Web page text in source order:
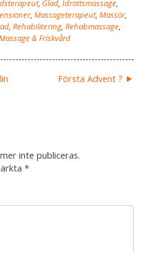
, Glad, Idrottsmassage,
, Massageterapeut, Massör,
, Rehabilitering, Rehabmassage,
& Friskvård
Första Advent ?
inte publiceras.
*